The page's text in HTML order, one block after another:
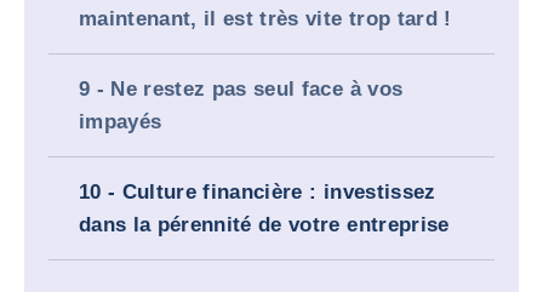
maintenant, il est très vite trop tard !
9 - Ne restez pas seul face à vos
impayés
10 - Culture financière : investissez
dans la pérennité de votre entreprise